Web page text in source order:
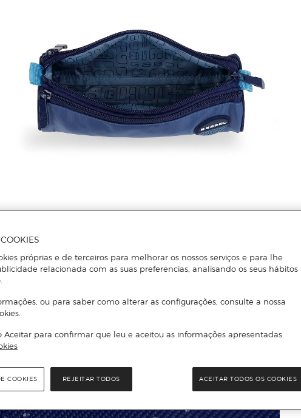
próprias e de terceiros para melhorar os nossos serviços e para lhe
relacionada com as suas preferências, analisando os seus hábitos
ou para saber como alterar as configurações, consulte a nossa
Aceitar para confirmar que leu e aceitou as informações apresentadas.
REJEITAR TODOS ACEITAR TODOS OS COOKIES
COOKIES